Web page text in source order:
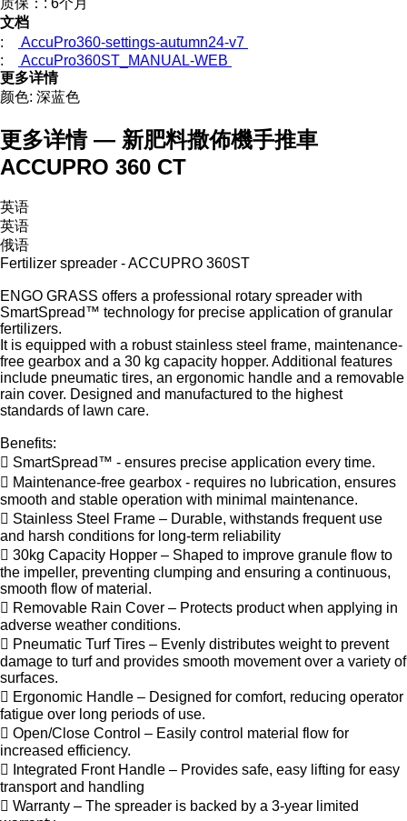
文档
:
AccuPro360-settings-autumn24-v7
:
AccuPro360ST_MANUAL-WEB
更多详情
颜色: 深蓝色
更多详情 — 新肥料撒佈機手推車
ACCUPRO 360 CT
英语
英语
俄语
Fertilizer spreader - ACCUPRO 360ST
ENGO GRASS offers a professional rotary spreader with
SmartSpread™ technology for precise application of granular
fertilizers.
It is equipped with a robust stainless steel frame, maintenance-
free gearbox and a 30 kg capacity hopper. Additional features
include pneumatic tires, an ergonomic handle and a removable
rain cover. Designed and manufactured to the highest
standards of lawn care.
Benefits:
 SmartSpread™ - ensures precise application every time.
 Maintenance-free gearbox - requires no lubrication, ensures
smooth and stable operation with minimal maintenance.
 Stainless Steel Frame – Durable, withstands frequent use
and harsh conditions for long-term reliability
 30kg Capacity Hopper – Shaped to improve granule flow to
the impeller, preventing clumping and ensuring a continuous,
smooth flow of material.
 Removable Rain Cover – Protects product when applying in
adverse weather conditions.
 Pneumatic Turf Tires – Evenly distributes weight to prevent
damage to turf and provides smooth movement over a variety of
surfaces.
 Ergonomic Handle – Designed for comfort, reducing operator
fatigue over long periods of use.
 Open/Close Control – Easily control material flow for
increased efficiency.
 Integrated Front Handle – Provides safe, easy lifting for easy
transport and handling
 Warranty – The spreader is backed by a 3-year limited